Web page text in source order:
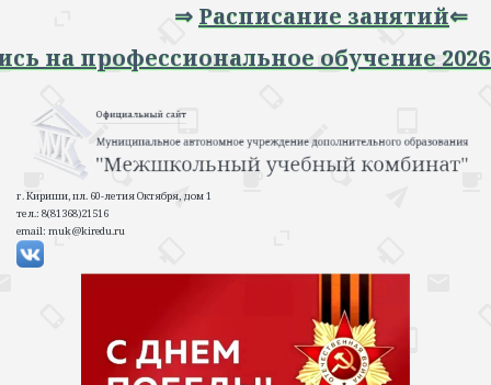
⇒Расписание занятий⇐
на профессиональное обучение
г. Кириши, пл. 60-летия Октября, дом 1
тел.: 8(81368)21516
email: muk@kiredu.ru